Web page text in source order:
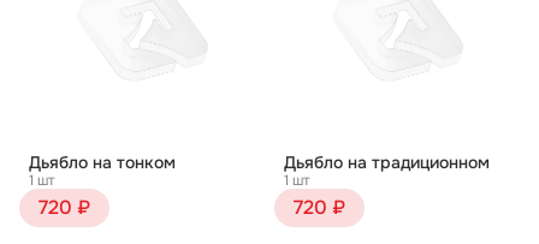
Дьябло на тонком
1 шт
720 ₽
Дьябло на традиционном
1 шт
720 ₽